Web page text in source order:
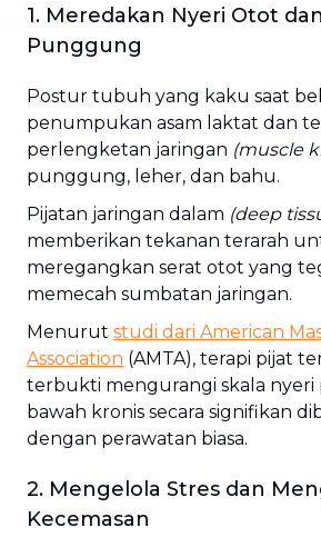
1. Meredakan Nyeri Otot
Punggung
Postur tubuh yang kaku saat
penumpukan asam laktat dan
perlengketan jaringan (muscle
punggung, leher, dan bahu.
Pijatan jaringan dalam (deep
memberikan tekanan terarah
meregangkan serat otot yang
memecah sumbatan jaringan.
Menurut studi dari American
Association (AMTA), terapi pijat
terbukti mengurangi skala
bawah kronis secara signifikan
dengan perawatan biasa.
2. Mengelola Stres dan
Kecemasan